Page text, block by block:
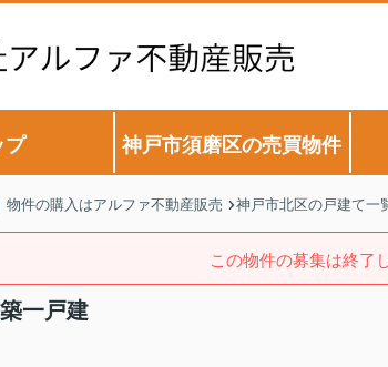
プ 神戸市須磨区の売買物件
物件の購入はアルファ不動産販売 神戸市北区の戸建て一
この物件の募集は終了
一戸建